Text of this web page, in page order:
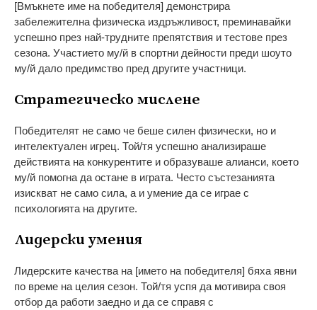
[Вмъкнете име на победителя] демонстрира
забележителна физическа издръжливост, преминавайки
успешно през най-трудните препятствия и тестове през
сезона. Участието му/й в спортни дейности преди шоуто
му/й дало предимство пред другите участници.
Стратегическо мислене
Победителят не само че беше силен физически, но и
интелектуален игрец. Той/тя успешно анализираше
действията на конкурентите и образуваше алианси, което
му/й помогна да остане в играта. Често състезанията
изискват не само сила, а и умение да се играе с
психологията на другите.
Лидерски умения
Лидерските качества на [името на победителя] бяха явни
по време на целия сезон. Той/тя успя да мотивира своя
отбор да работи заедно и да се справя с